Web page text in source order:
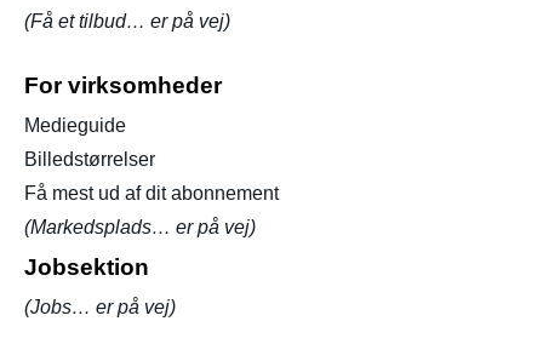
(Få et tilbud… er på vej)
For virksomheder
Medieguide
Billedstørrelser
Få mest ud af dit abonnement
(Markedsplads… er på vej)
Jobsektion
(Jobs… er på vej)